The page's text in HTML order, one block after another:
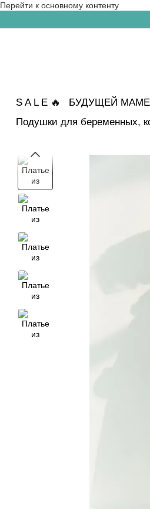
Перейти к основному контенту
S A L E 🔥 БУДУЩЕЙ МАМЕ
Подушки для беременных,